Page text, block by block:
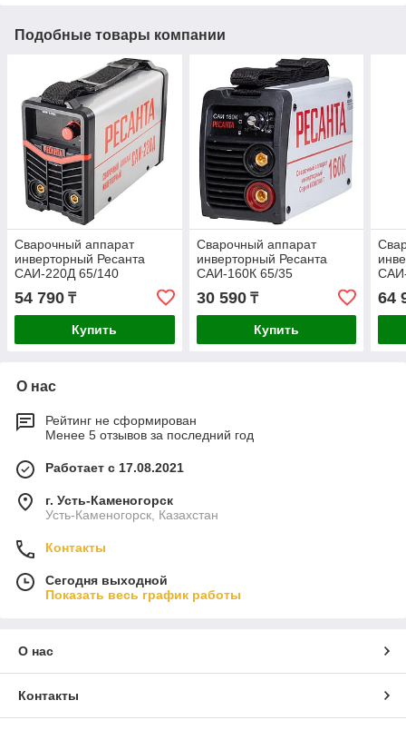
Подобные товары компании
Сварочный аппарат
инверторный Ресанта
САИ-220Д 65/140
54 790 ₸
Купить
Сварочный аппарат
инверторный Ресанта
САИ-160К 65/35
30 590₸
Купить
64
О нас
Рейтинг не сформирован
Менее 5 отзывов за последний год
Работает с 17.08.2021
г. Усть-Каменогорск
Усть-Каменогорск, Казахстан
Контакты
Сегодня выходной
Показать весь график работы
О нас
Контакты